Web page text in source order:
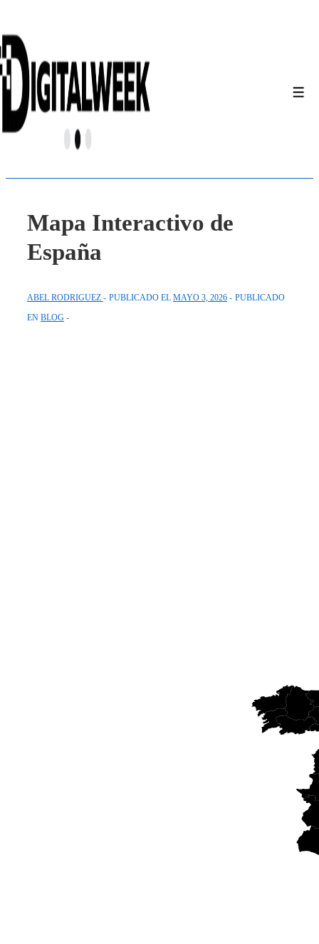
Saltar
al
contenido
principal
Mapa Interactivo de
España
ABEL RODRIGUEZ PUBLICADO EL MAYO 3, 2026
PUBLICADO
EN BLOG